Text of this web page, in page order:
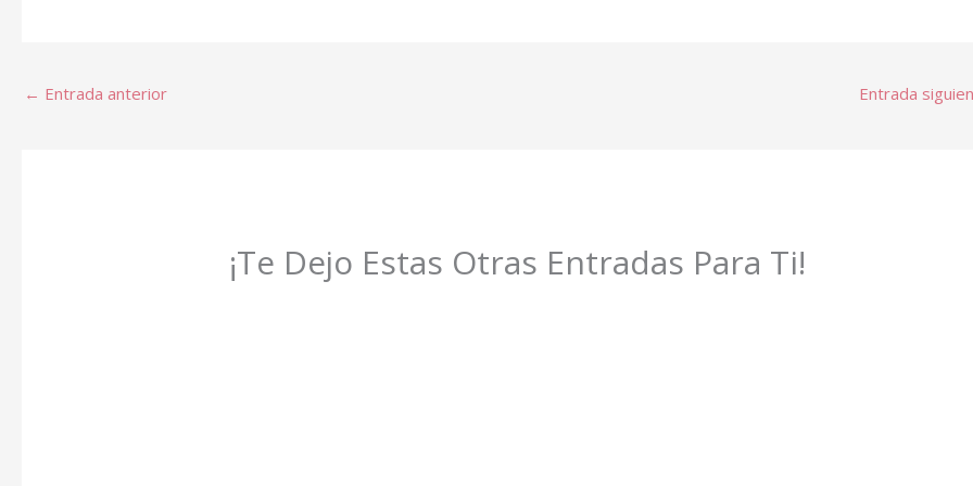
← Entrada anterior Entrada
¡Te Dejo Estas Otras Entradas Para Ti!